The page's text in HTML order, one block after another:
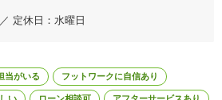
定休日：水曜日
当がいる フットワークに自信あり